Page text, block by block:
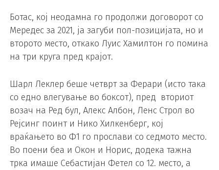
Ботас, кој неодамна го продолжи договорот со
Мередес за 2021, ја загуби пол-позицијата, но и
второто место, откако Луис Хамилтон го помина
на три круга пред крајот.
Шарл Леклер беше четврт за Ферари (исто така
со едно влегување во боксот), пред вториот
возач на Ред бул, Алекс Албон, Ленс Строл во
Рејсинг поинт и Нико Хилкенберг, кој
враќањето во Ф1 го прослави со седмото место.
Во поени беа и Окон и Норис, додека тажна
трка имаше Себастијан Фетел со 12. место, а